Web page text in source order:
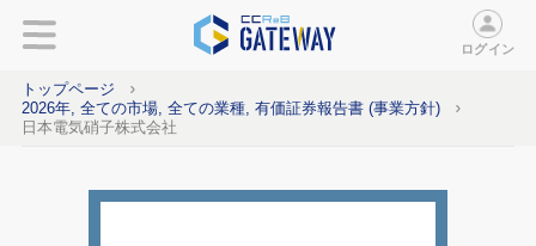
ログイン
トップページ
2026年, 全ての市場, 全ての業種, 有価証券報告書 (事業方針)
日本電気硝子株式会社